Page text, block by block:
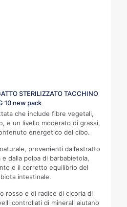
STERILIZZATO TACCHINO
10 new pack
che include fibre vegetali,
e un livello moderato di grassi,
energetico del cibo.
provenienti dall’estratto
dalla polpa di barbabietola,
e il corretto equilibrio del
intestinale.
rosso e di radice di cicoria di
controllati di minerali aiutano